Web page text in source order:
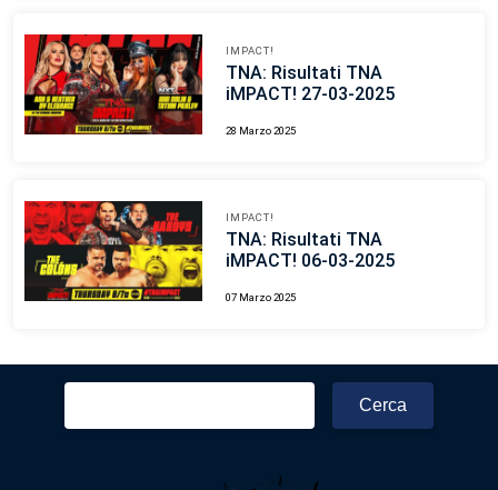
IMPACT!
TNA: Risultati TNA
iMPACT! 27-03-2025
28 Marzo 2025
IMPACT!
TNA: Risultati TNA
iMPACT! 06-03-2025
07 Marzo 2025
Ricerca